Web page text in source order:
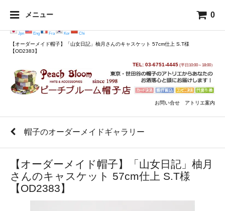
メニュー 0
Jpn Eng Fra Kor Chi
【オーダーメイド帽子】「山女日記」柚月さんのキャスケット 57cm仕上 S.T様
【OD2383】
TEL: 03-6751-4445 (平日10:00～18:00）
お問い合せ アトリエ案内
帽子のオーダーメイドギャラリー
【オーダーメイド帽子】「山女日記」柚月
さんのキャスケット 57cm仕上 S.T様
【OD2383】